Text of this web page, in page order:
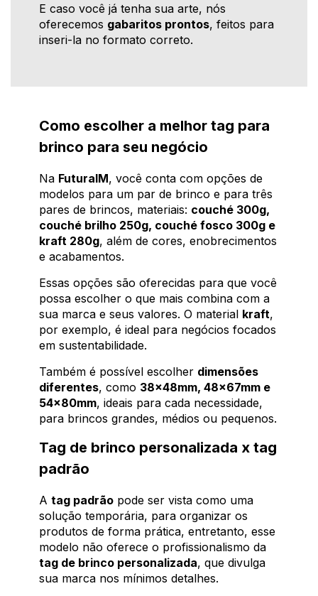
E caso você já tenha sua arte, nós
oferecemos gabaritos prontos, feitos para
inseri-la no formato correto.
Como escolher a melhor tag para
brinco para seu negócio
Na FuturaIM, você conta com opções de
modelos para um par de brinco e para três
pares de brincos, materiais: couché 300g,
couché brilho 250g, couché fosco 300g e
kraft 280g, além de cores, enobrecimentos
e acabamentos.
Essas opções são oferecidas para que você
possa escolher o que mais combina com a
sua marca e seus valores. O material kraft,
por exemplo, é ideal para negócios focados
em sustentabilidade.
Também é possível escolher dimensões
diferentes, como 38x48mm, 48x67mm e
54x80mm, ideais para cada necessidade,
para brincos grandes, médios ou pequenos.
Tag de brinco personalizada x tag
padrão
A tag padrão pode ser vista como uma
solução temporária, para organizar os
produtos de forma prática, entretanto, esse
modelo não oferece o profissionalismo da
tag de brinco personalizada, que divulga
sua marca nos mínimos detalhes.